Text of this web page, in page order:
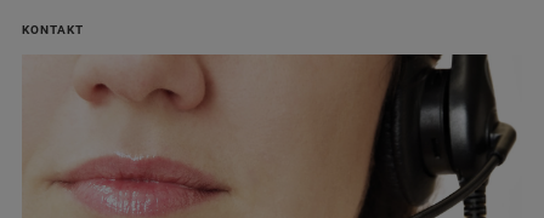
KONTAKT